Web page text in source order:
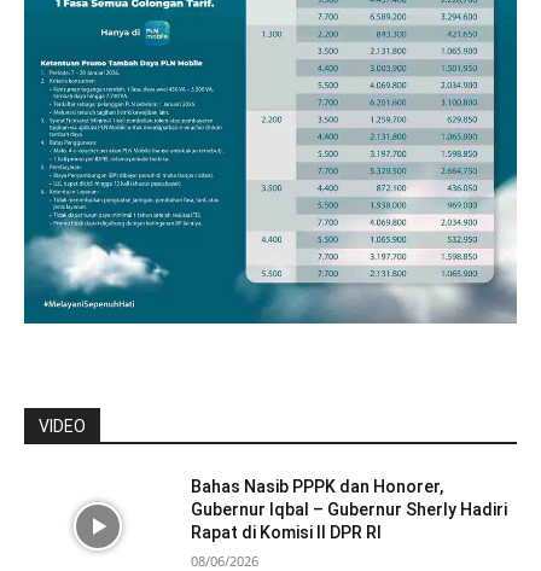
VIDEO
Bahas Nasib PPPK dan Honorer,
Gubernur Iqbal – Gubernur Sherly Hadiri
Rapat di Komisi II DPR RI
08/06/2026